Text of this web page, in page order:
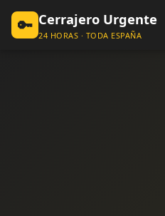
🔑 Cerrajero Urgente
24 HORAS · TODA ESPAÑA